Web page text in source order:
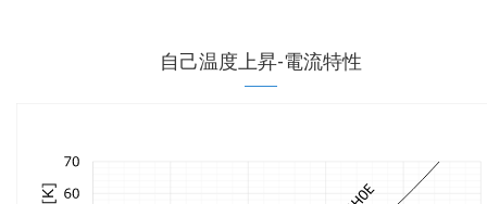
自己温度上昇-電流特性